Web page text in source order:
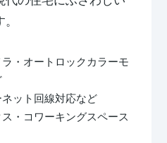
・オートロックカラーモ
ット回線対応など
・コワーキングスペース